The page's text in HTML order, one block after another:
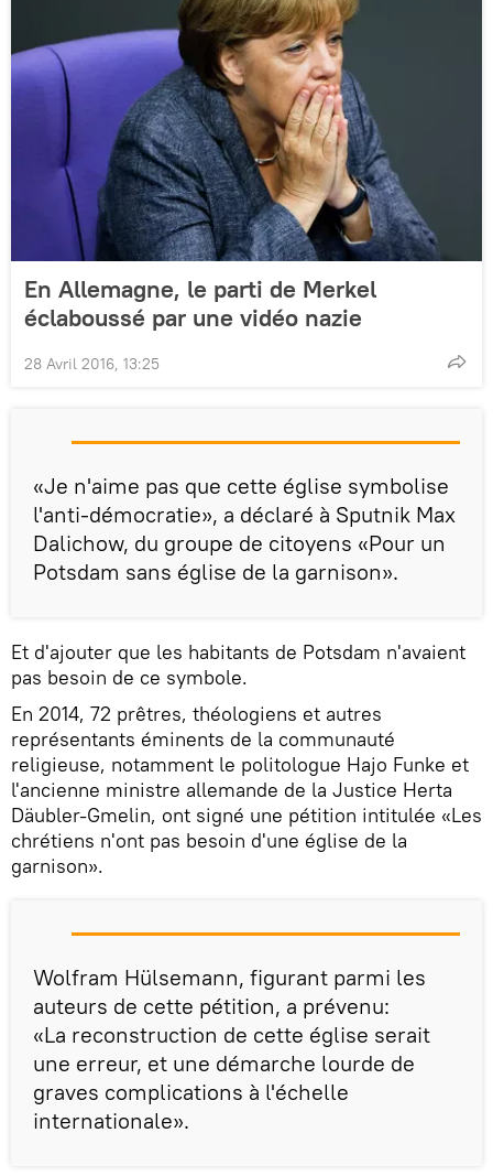
En Allemagne, le parti de Merkel
éclaboussé par une vidéo nazie
28 Avril 2016, 13:25
«Je n'aime pas que cette église symbolise
l'anti-démocratie», a déclaré à Sputnik Max
Dalichow, du groupe de citoyens «Pour un
Potsdam sans église de la garnison».
Et d'ajouter que les habitants de Potsdam n'avaient
pas besoin de ce symbole.
En 2014, 72 prêtres, théologiens et autres
représentants éminents de la communauté
religieuse, notamment le politologue Hajo Funke et
l'ancienne ministre allemande de la Justice Herta
Däubler-Gmelin, ont signé une pétition intitulée «Les
chrétiens n'ont pas besoin d'une église de la
garnison».
Wolfram Hülsemann, figurant parmi les
auteurs de cette pétition, a prévenu:
«La reconstruction de cette église serait
une erreur, et une démarche lourde de
graves complications à l'échelle
internationale».